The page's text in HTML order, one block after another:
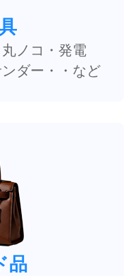
ノコ・発電
ダー・・など
品